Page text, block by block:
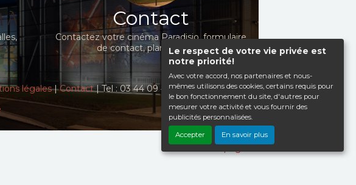
Le respect de votre vie privée est
notre priorité!
Avec votre accord, nos partenaires et nous-
mêmes utilisons des cookies, certains requis pour
le bon fonctionnement du site, d'autres pour
mesurer votre activité et vous fournir des
publicités personnalisées.
Accepter En savoir plus
Contact
Contactez votre cinéma Paradisio, formulaire
de contact, plan d'accès...
légales|Contact| Tel : 03 44 09 41 98
Haut de page